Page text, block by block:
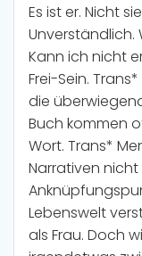
Es ist er. Nicht
Unverständlich.
Kann ich nicht
Frei-Sein.
die
Buch kommen
Wort. Trans*
Narrativen
Lebenswelt
als Frau. Doch